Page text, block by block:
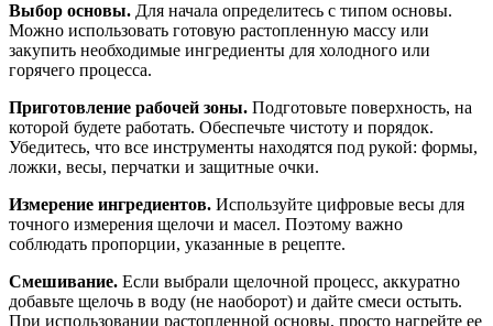
Выбор основы. Для начала определитесь с типом основы.
Можно использовать готовую растопленную массу или
закупить необходимые ингредиенты для холодного или
горячего процесса.
Приготовление рабочей зоны. Подготовьте поверхность, на
которой будете работать. Обеспечьте чистоту и порядок.
Убедитесь, что все инструменты находятся под рукой: формы,
ложки, весы, перчатки и защитные очки.
Измерение ингредиентов. Используйте цифровые весы для
точного измерения щелочи и масел. Поэтому важно
соблюдать пропорции, указанные в рецепте.
Смешивание. Если выбрали щелочной процесс, аккуратно
добавьте щелочь в воду (не наоборот) и дайте смеси остыть.
При использовании растопленной основы, просто нагрейте ее